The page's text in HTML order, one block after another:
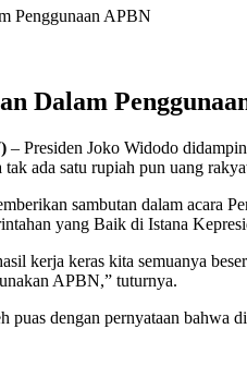
Penggunaan APBN
Dalam
– Presiden Joko Widodo
ada satu rupiah pun uang
sambutan dalam acara
yang Baik di Istana
kerja keras kita semuanya
APBN,” tuturnya.
dengan pernyataan bahwa